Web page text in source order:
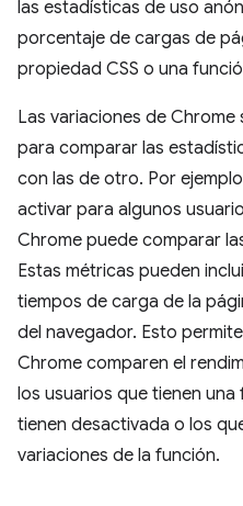
las estadísticas de uso
porcentaje de cargas de
propiedad CSS o una
Las variaciones de
para comparar las
con las de otro. Por
activar para algunos
Chrome puede comparar
Estas métricas pueden
tiempos de carga de la
del navegador. Esto
Chrome comparen el
los usuarios que tienen
tienen desactivada o los
variaciones de la función.